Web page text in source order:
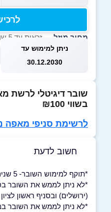
מחיר מוזל — זכאות עד 5 שוברים לחודש קלנדרי
ניתן למימוש עד
30.12.2030
שובר דיגיטלי לרשת
בשווי ₪100
לרשימת סניפי מאפה
חשוב לדעת
*תוקף למימוש השובר- 5 שנים
*לא ניתן לממש את השובר
(ירושלים) ובסניף ראשון
*לא ניתן לממש את השובר